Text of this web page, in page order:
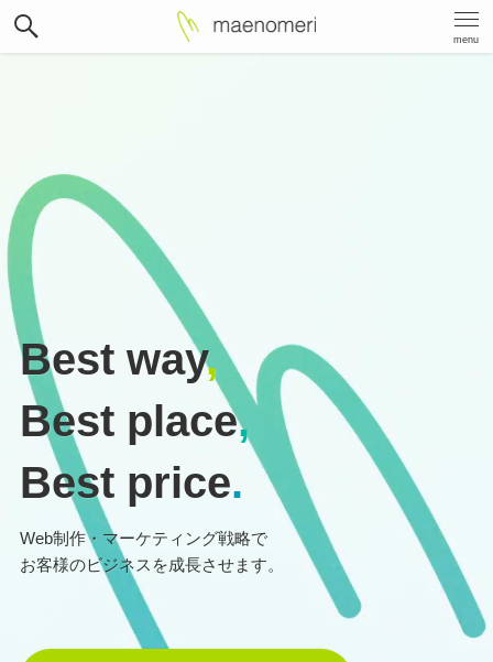
menu
Best way,
Best place,
Best price.
Web制作・マーケティング戦略で
お客様のビジネスを成長させます。